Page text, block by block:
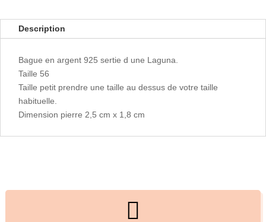
Description
Bague en argent 925 sertie d une Laguna.
Taille 56
Taille petit prendre une taille au dessus de votre taille
habituelle.
Dimension pierre 2,5 cm x 1,8 cm
